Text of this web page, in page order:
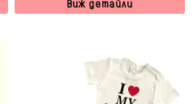
Виж детайли